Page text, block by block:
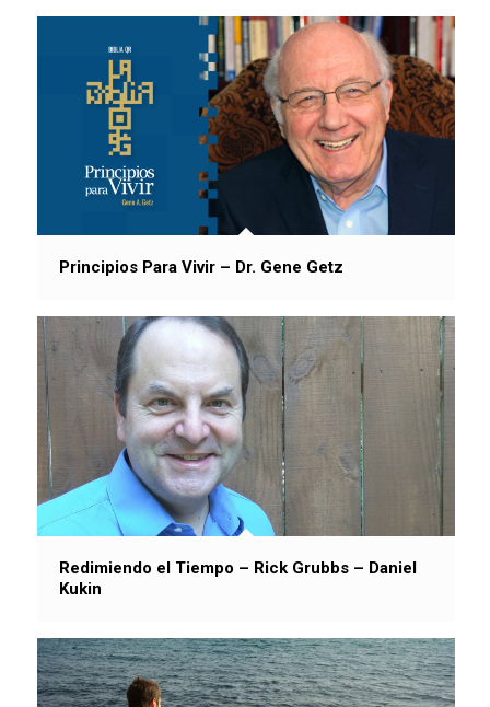
Principios Para Vivir – Dr. Gene Getz
Redimiendo el Tiempo – Rick Grubbs – Daniel
Kukin